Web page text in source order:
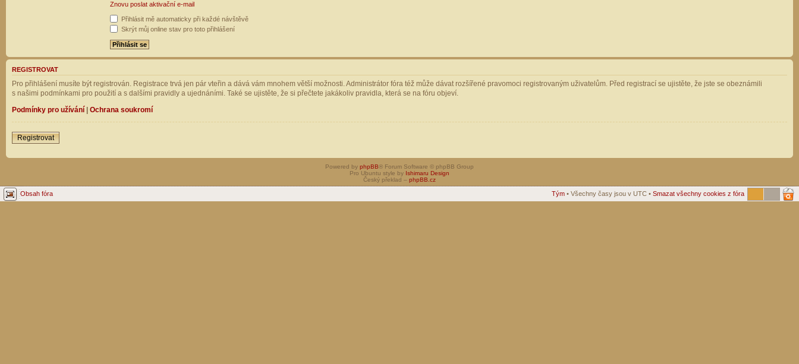
Znovu poslat aktivační e-mail
Přihlásit mě automaticky při každé návštěvě
Skrýt můj online stav pro toto přihlášení
REGISTROVAT
Pro přihlášení musíte být registrován. Registrace trvá jen pár vteřin a dává vám mnohem větší možnosti. Administrátor fóra též může dávat rozšířené pravomoci registrovaným uživatelům. Před registrací se ujistěte, že jste se obeznámili
s našimi podmínkami pro použití a s dalšími pravidly a ujednáními. Také se ujistěte, že si přečtete jakákoliv pravidla, která se na fóru objeví.
Podmínky pro užívání | Ochrana soukromí
Registrovat
Powered by phpBB® Forum Software © phpBB Group
Pro Ubuntu style by Ishimaru Design
Český překlad – phpBB.cz
Obsah fóra Tým • Všechny časy jsou v UTC • Smazat všechny cookies z fóra